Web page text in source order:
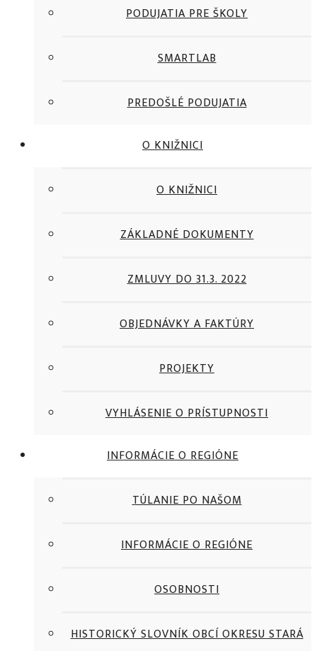
PODUJATIA PRE ŠKOLY
SMARTLAB
PREDOŠLÉ PODUJATIA
O KNIŽNICI
O KNIŽNICI
ZÁKLADNÉ DOKUMENTY
ZMLUVY DO 31.3. 2022
OBJEDNÁVKY A FAKTÚRY
PROJEKTY
VYHLÁSENIE O PRÍSTUPNOSTI
INFORMÁCIE O REGIÓNE
TÚLANIE PO NAŠOM
INFORMÁCIE O REGIÓNE
OSOBNOSTI
HISTORICKÝ SLOVNÍK OBCÍ OKRESU STARÁ